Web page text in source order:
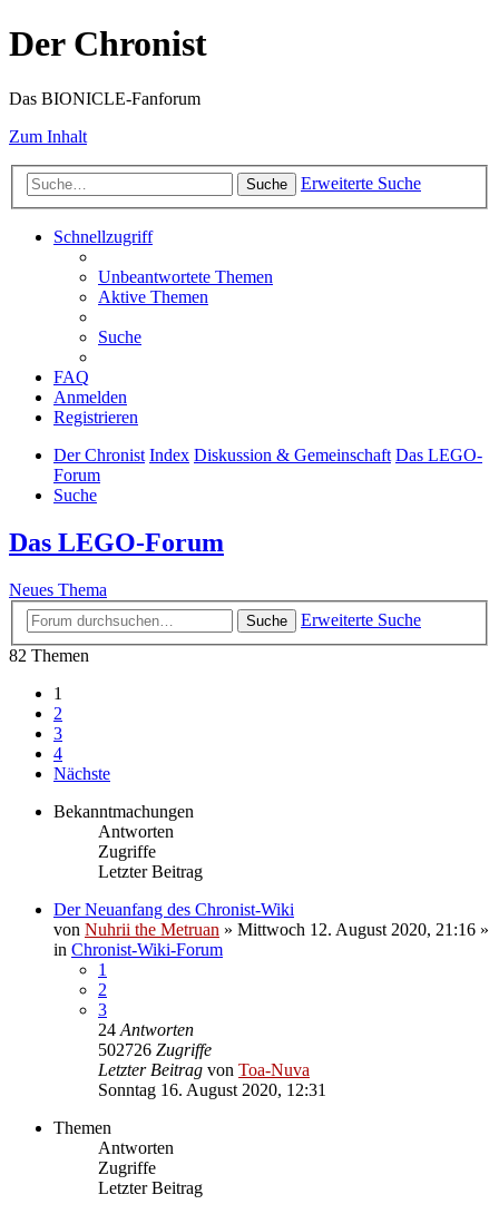
Der Chronist
Das BIONICLE-Fanforum
Zum Inhalt
Suche Erweiterte Suche
Schnellzugriff
Unbeantwortete Themen
Aktive Themen
Suche
FAQ
Anmelden
Registrieren
Der Chronist Index Diskussion & Gemeinschaft Das LEGO-
Forum
Suche
Das LEGO-Forum
Neues Thema
Suche
Erweiterte Suche
82 Themen
1
2
3
4
Nächste
Bekanntmachungen
Antworten
Zugriffe
Letzter Beitrag
Der Neuanfang des Chronist-Wiki
von Nuhrii the Metruan » Mittwoch 12. August 2020, 21:16 »
in Chronist-Wiki-Forum
1
2
3
24 Antworten
502726 Zugriffe
Letzter Beitrag von Toa-Nuva
Sonntag 16. August 2020, 12:31
Themen
Antworten
Zugriffe
Letzter Beitrag